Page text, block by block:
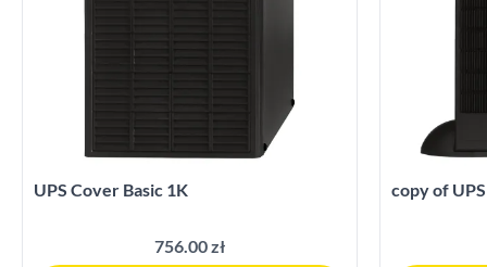
UPS Cover Basic 1K
756.00 zł
copy of